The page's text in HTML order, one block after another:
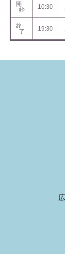
開
始
10:30
終
了
19:30